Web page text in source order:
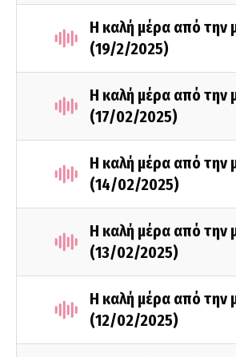
Η καλή μέρα από την
(19/2/2025)
Η καλή μέρα από την
(17/02/2025)
Η καλή μέρα από την
(14/02/2025)
Η καλή μέρα από την
(13/02/2025)
Η καλή μέρα από την
(12/02/2025)